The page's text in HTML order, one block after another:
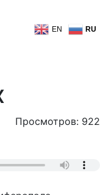
EN RU
Просмотров: 922